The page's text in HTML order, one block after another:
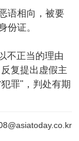
语相向，被要
份证。
不正当的理由
复提出虚假主
罪"，判处有期